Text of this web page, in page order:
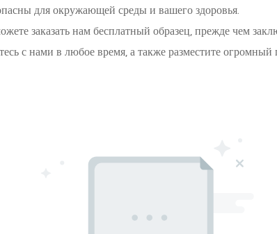
для окружающей среды и вашего здоровья.
заказать нам бесплатный образец, прежде чем
с нами в любое время, а также разместите огромный